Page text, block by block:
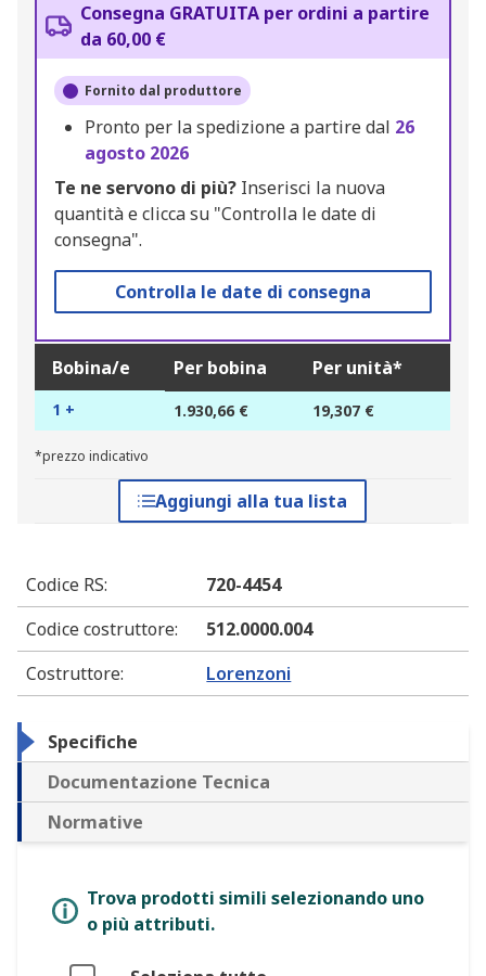
Consegna GRATUITA per ordini a partire
da 60,00 €
Fornito dal produttore
Pronto per la spedizione a partire dal 26
agosto 2026
Te ne servono di più? Inserisci la nuova
quantità e clicca su "Controlla le date di
consegna".
Controlla le date di consegna
Bobina/e Per bobina Per unità*
1 + 1.930,66 € 19,307 €
*prezzo indicativo
Aggiungi alla tua lista
Codice RS:
720-4454
Codice costruttore:
512.0000.004
Costruttore: Lorenzoni
Specifiche
Documentazione Tecnica
Normative
Trova prodotti simili selezionando uno
o più attributi.